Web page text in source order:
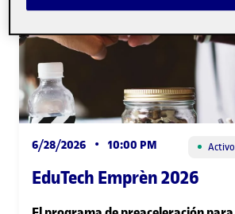
6/28/2026 • 10:00 PM Activo
EduTech Emprèn 2026